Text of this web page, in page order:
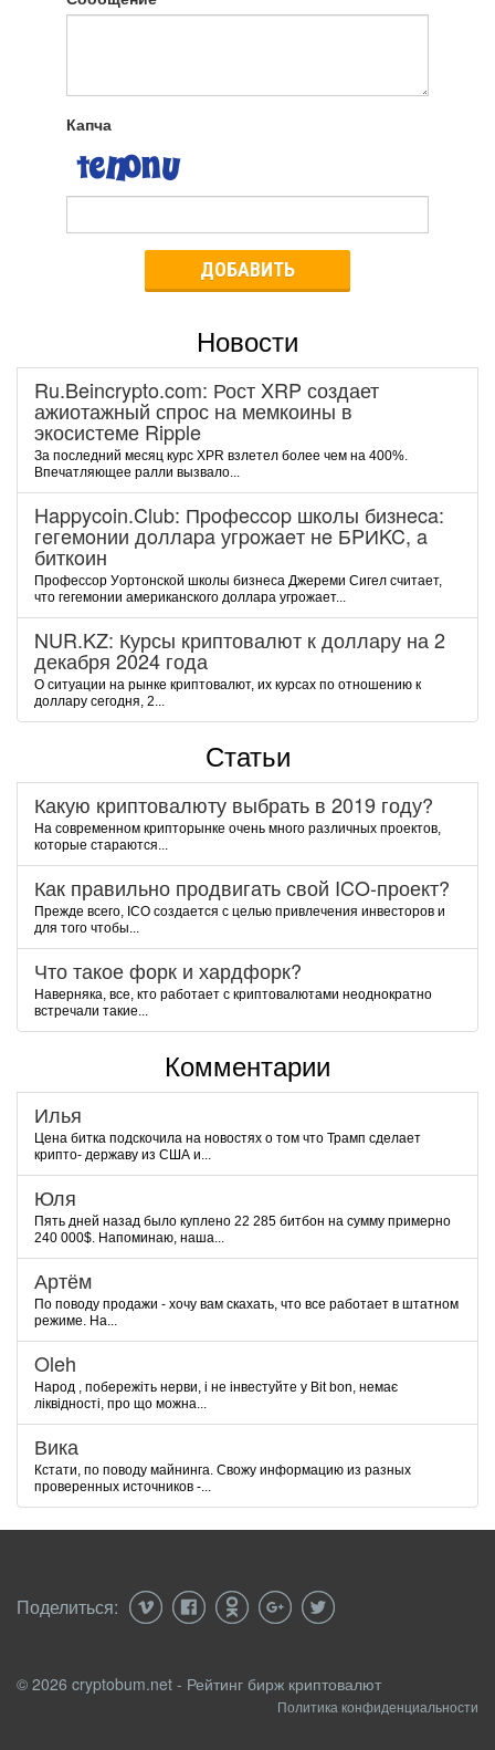
Капча
ДОБАВИТЬ
Новости
Ru.Beincrypto.com: Рост XRP создает
ажиотажный спрос на мемкоины в
экосистеме Ripple
За последний месяц курс XPR взлетел более чем на 400%.
Впечатляющее ралли вызвало...
Happycoin.Club: Пpoфeccop шкoлы бизнeca:
гeгeмoнии дoллapa угpoжaeт нe БPИKC, a
биткoин
Пpoфeccop Уopтoнcкoй шкoлы бизнeca Джepeми Cигeл cчитaeт,
чтo гeгeмoнии aмepикaнcкoгo дoллapa угpoжaeт...
NUR.KZ: Курсы криптовалют к доллару на 2
декабря 2024 года
О ситуации на рынке криптовалют, их курсах по отношению к
доллару сегодня, 2...
Статьи
Какую криптовалюту выбрать в 2019 году?
На современном крипторынке очень много различных проектов,
которые стараются...
Как правильно продвигать свой ICO-проект?
Прежде всего, ICO создается с целью привлечения инвесторов и
для того чтобы...
Что такое форк и хардфорк?
Наверняка, все, кто работает с криптовалютами неоднократно
встречали такие...
Комментарии
Илья
Цена битка подскочила на новостях о том что Трамп сделает
крипто- державу из США и...
Юля
Пять дней назад было куплено 22 285 битбон на сумму примерно
240 000$. Напоминаю, наша...
Артём
По поводу продажи - хочу вам скахать, что все работает в штатном
режиме. На...
Oleh
Народ , побережіть нерви, і не інвестуйте у Bit bon, немає
ліквідності, про що можна...
Вика
Кстати, по поводу майнинга. Свожу информацию из разных
проверенных источников -...
Поделиться:
© 2026 cryptobum.net - Рейтинг бирж криптовалют
Политика конфиденциальности